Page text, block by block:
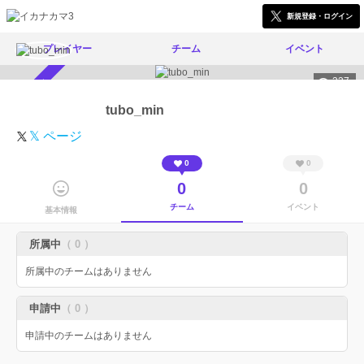
新規登録・ログイン
プレイヤー チーム イベント
337
tubo_min
𝕏 ページ
基本情報
0
0
チーム
0
0
イベント
所属中 （ 0 ）
所属中のチームはありません
申請中 （ 0 ）
申請中のチームはありません